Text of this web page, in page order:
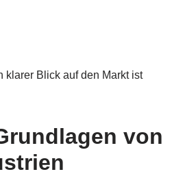
Blick auf den Markt ist
von